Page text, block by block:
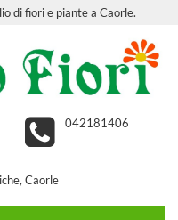
di fiori e piante a Caorle.
042181406
Caorle